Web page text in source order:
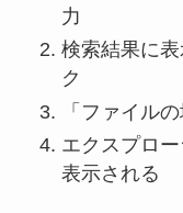
力
検索結果に
ク
「ファイル
エクスプロ
表示される